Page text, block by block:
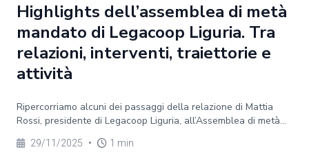
Highlights dell’assemblea di metà
mandato di Legacoop Liguria. Tra
relazioni, interventi, traiettorie e
attività
Ripercorriamo alcuni dei passaggi della relazione di Mattia
Rossi, presidente di Legacoop Liguria, all’Assemblea di metà...
29/11/2025 • 1 min